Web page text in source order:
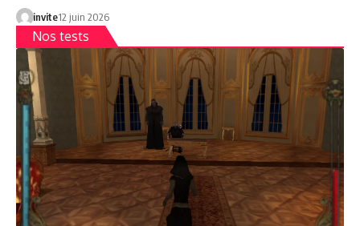
invite12 juin 2026
Nos tests